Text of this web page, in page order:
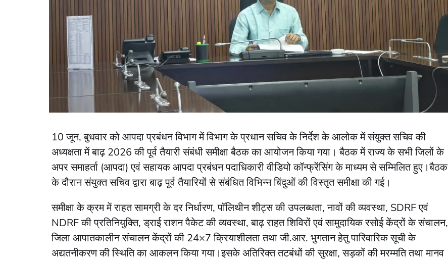
10 जून, बुधवार को आपदा प्रबंधन विभाग में विभाग के प्रधान सचिव के निर्देश के आलोक में संयुक्त सचिव की
अध्यक्षता में बाढ़ 2026 की पूर्व तैयारी संबंधी समीक्षा बैठक का आयोजन किया गया। बैठक में राज्य के सभी जिलों के
अपर समाहर्ता (आपदा) एवं सहायक आपदा प्रबंधन पदाधिकारी वीडियो कॉन्फ्रेंसिंग के माध्यम से सम्मिलित हुए।बैठक
के दौरान संयुक्त सचिव द्वारा बाढ़ पूर्व तैयारियों से संबंधित विभिन्न बिंदुओं की विस्तृत समीक्षा की गई।
समीक्षा के क्रम में राहत सामग्री के दर निर्धारण, पॉलिथीन शीट्स की उपलब्धता, नावों की व्यवस्था, SDRF एवं
NDRF की प्रतिनियुक्ति, ड्राई राशन पैकेट की व्यवस्था, बाढ़ राहत शिविरों एवं सामुदायिक रसोई केंद्रों के संचालन,
जिला आपातकालीन संचालन केंद्रों की 24×7 क्रियाशीलता तथा जी.आर. भुगतान हेतु पारिवारिक सूची के
अद्यतनीकरण की स्थिति का आकलन किया गया।इसके अतिरिक्त तटबंधों की सुरक्षा, सड़कों की मरम्मति तथा मानव